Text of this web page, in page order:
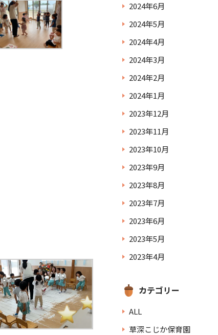
2024年6月
2024年5月
2024年4月
2024年3月
2024年2月
2024年1月
2023年12月
2023年11月
2023年10月
2023年9月
2023年8月
2023年7月
2023年6月
2023年5月
2023年4月
カテゴリー
ALL
草深こじか保育園